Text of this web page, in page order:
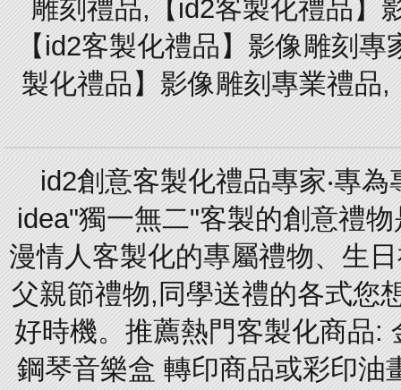
雕刻禮品,【id2客製化禮品】
【id2客製化禮品】影像雕刻
製化禮品】影像雕刻專業禮品
id2創意客製化禮品專家‧專
idea"獨一無二"客製的創意禮
漫情人客製化的專屬禮物、生
父親節禮物,同學送禮的各式您
好時機。推薦熱門客製化商品:
鋼琴音樂盒 轉印商品或彩印油